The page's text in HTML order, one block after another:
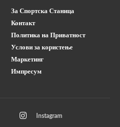
За Спортска Станица
Контакт
Политика на Приватност
Услови за користење
Маркетинг
Импресум
Instagram